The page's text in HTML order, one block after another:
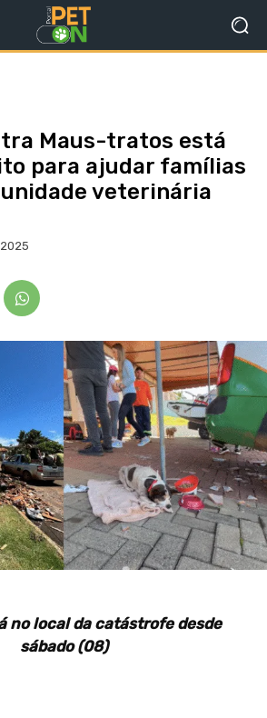
Maus-tratos está
para ajudar famílias
veterinária
no local da catástrofe desde
sábado (08)